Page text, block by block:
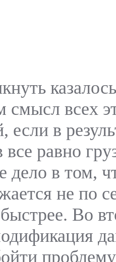
смысл всех
если в
равно
дело в том,
не по
Во